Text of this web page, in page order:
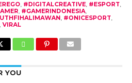
, #DIGITALCREATIVE, #ESPORT,
, #GAMERINDONESIA,
, #ONICESPORT,
, VIRAL
YOU